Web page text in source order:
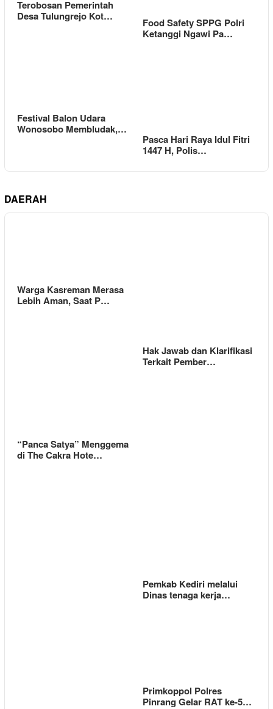
Terobosan Pemerintah
Desa Tulungrejo Kot…
Food Safety SPPG Polri
Ketanggi Ngawi Pa…
Festival Balon Udara
Wonosobo Membludak,…
Pasca Hari Raya Idul Fitri
1447 H, Polis…
DAERAH
Warga Kasreman Merasa
Lebih Aman, Saat P…
Hak Jawab dan Klarifikasi
Terkait Pember…
“Panca Satya” Menggema
di The Cakra Hote…
Pemkab Kediri melalui
Dinas tenaga kerja…
Primkoppol Polres
Pinrang Gelar RAT ke-5…